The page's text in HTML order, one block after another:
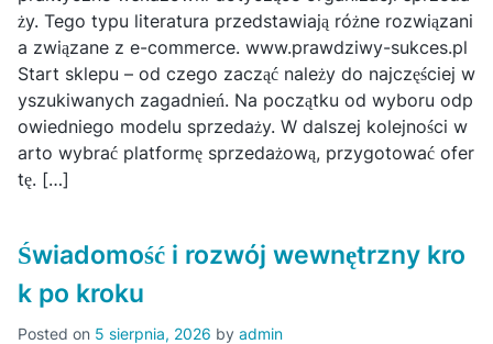
ży. Tego typu literatura przedstawiają różne rozwiązani
a związane z e-commerce. www.prawdziwy-sukces.pl
Start sklepu – od czego zacząć należy do najczęściej w
yszukiwanych zagadnień. Na początku od wyboru odp
owiedniego modelu sprzedaży. W dalszej kolejności w
arto wybrać platformę sprzedażową, przygotować ofer
tę. […]
Świadomość i rozwój wewnętrzny kro
k po kroku
Posted on 5 sierpnia, 2026 by admin